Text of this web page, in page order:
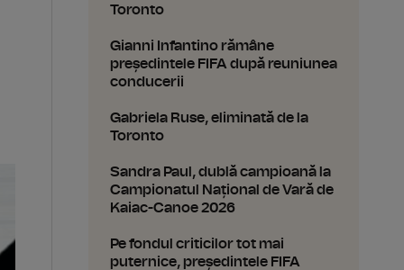
Toronto
Gianni Infantino rămâne
președintele FIFA după reuniunea
conducerii
Gabriela Ruse, eliminată de la
Toronto
Sandra Paul, dublă campioană la
Campionatul Național de Vară de
Kaiac-Canoe 2026
Pe fondul criticilor tot mai
puternice, președintele FIFA